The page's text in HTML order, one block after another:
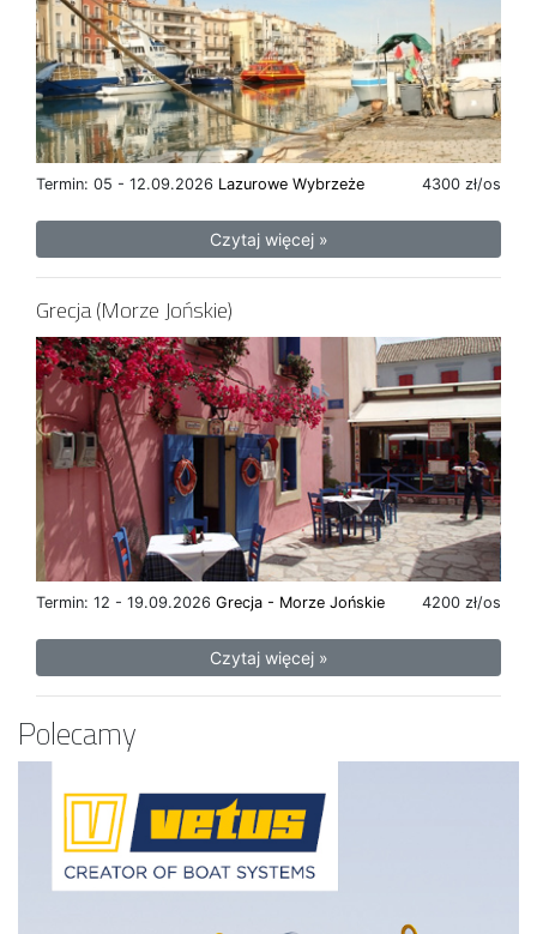
Termin: 05 - 12.09.2026 4300 zł/os
Lazurowe Wybrzeże
Czytaj więcej »
Grecja (Morze Jońskie)
Termin: 12 - 19.09.2026 4200 zł/os
Grecja - Morze Jońskie
Czytaj więcej »
Polecamy